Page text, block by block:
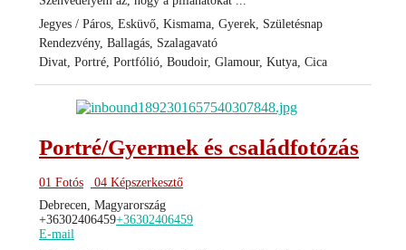
Jegyes / Páros, Esküvő, Kismama, Gyerek, Születésnap
Rendezvény, Ballagás, Szalagavató
Divat, Portré, Portfólió, Boudoir, Glamour, Kutya, Cica
Portré/Gyermek és családfotózás
01 Fotós
04 Képszerkesztő
Debrecen, Magyarország
+36302406459+36302406459
E-mail